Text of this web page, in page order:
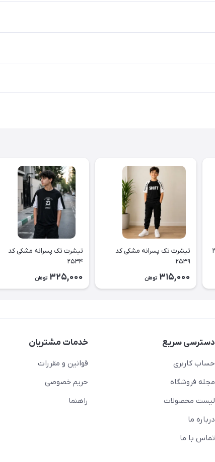
تیشرت تک پسرانه مشکی کد
۲۵۳۹
315,000 تومان
تیشرت تک پسرانه مشکی کد
۲۵۳۴
325,000 تومان
دسترسی سریع
حساب کاربری
مجله فروشگاه
لیست محصولات
درباره ما
تماس با ما
خدمات مشتریان
قوانین و مقررات
حریم خصوصی
راهنما